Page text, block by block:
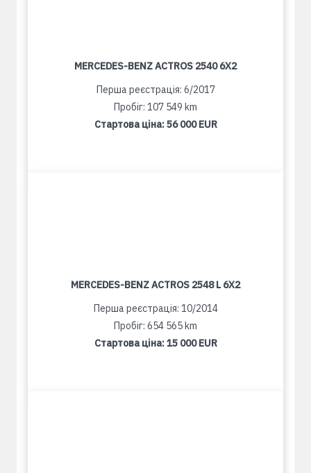
MERCEDES-BENZ ACTROS 2540 6X2
Перша реєстрація: 6/2017
Пробіг: 107 549 km
Стартова ціна:56 000 EUR
MERCEDES-BENZ ACTROS 2548 L 6X2
Перша реєстрація: 10/2014
Пробіг: 654 565 km
Стартова ціна:15 000 EUR